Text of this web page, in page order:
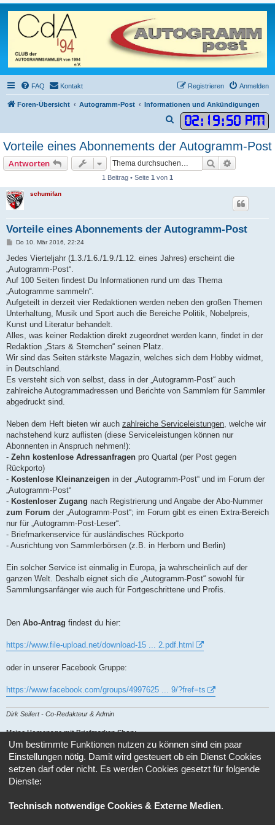
FAQ Kontakt Anmelden
Registrieren
Foren-Übersicht Autogramm-Post Informationen und Ankündigungen
02: 19:50 PM
u
h
Vorteile eines Abonnements der Autogramm-Post
Antworten Suche
1 Beitrag • Seite 1 von 1
schumifan
Vorteile eines Abonnements der Autogramm-Post
B
i
r
a
Do 10. Mär 2016, 22:24
Jedes Vierteljahr (1.3./1.6./1.9./1.12. eines Jahres) erscheint die
„Autogramm-Post“.
Auf 100 Seiten findest Du Informationen rund um das Thema
„Autogramme sammeln“.
Aufgeteilt in derzeit vier Redaktionen werden neben den großen Themen
Unterhaltung, Musik und Sport auch die Bereiche Politik, Nobelpreis,
Kunst und Literatur behandelt.
Alles, was keiner Redaktion direkt zugeordnet werden kann, findet in der
Redaktion „Stars & Sternchen“ seinen Platz.
Wir sind das Seiten stärkste Magazin, welches sich dem Hobby widmet,
in Deutschland.
Es versteht sich von selbst, dass in der „Autogramm-Post“ auch
zahlreiche Autogrammadressen und Berichte von Sammlern für Sammler
abgedruckt sind.
Neben dem Heft bieten wir auch zahlreiche Serviceleistungen , welche wir
nachstehend kurz auflisten (diese Serviceleistungen können nur
Abonnenten in Anspruch nehmen!):
- Zehn kostenlose Adressanfragen pro Quartal (per Post gegen
Rückporto)
- Kostenlose Kleinanzeigen in der „Autogramm-Post“ und im Forum der
„Autogramm-Post“
- Kostenloser Zugang nach Registrierung und Angabe der Abo-Nummer
zum Forum der „Autogramm-Post“; im Forum gibt es einen Extra-Bereich
nur für „Autogramm-Post-Leser“.
- Briefmarkenservice für ausländisches Rückporto
- Ausrichtung von Sammlerbörsen (z.B. in Herborn und Berlin)
Ein solcher Service ist einmalig in Europa, ja wahrscheinlich auf der
ganzen Welt. Deshalb eignet sich die „Autogramm-Post“ sowohl für
Sammlungsanfänger wie auch für Fortgeschrittene und Profis.
Den Abo-Antrag findest du hier:
https://www.file-upload.net/download-15 ... 2.pdf.html
oder in unserer Facebook Gruppe:
https://www.facebook.com/groups/4997625 ... 9/?fref=ts
Dirk Seifert - Co-Redakteur & Admin
Meine Homepage mit Briefmarken Shop:
Antworten
Gehe zu
Um bestimmte Funktionen nutzen zu können sind ein paar
Einstellungen nötig. Damit wird gesteuert ob ein Dienst Cookies
setzen darf oder nicht. Es werden Cookies gesetzt für folgende
Dienste:
Technisch notwendige Cookies & Externe Medien.